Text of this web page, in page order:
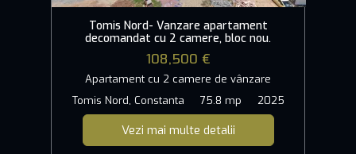
Tomis Nord- Vanzare apartament
decomandat cu 2 camere, bloc nou.
108,500 €
Apartament cu 2 camere de vânzare
Tomis Nord, Constanta
75.8 mp 2025
Vezi mai multe detalii